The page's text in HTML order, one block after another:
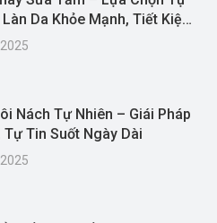
Da Khỏe Mạnh, Tiết Kiệm
Môi Trường
Nách Tự Nhiên – Giái Pháp
Tin Suốt Ngày Dài